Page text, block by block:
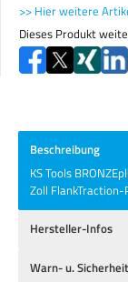
>> Hier weitere
Dieses Produkt
Beschreibung
KS Tools
Zoll
Hersteller-Infos
Warn- u.